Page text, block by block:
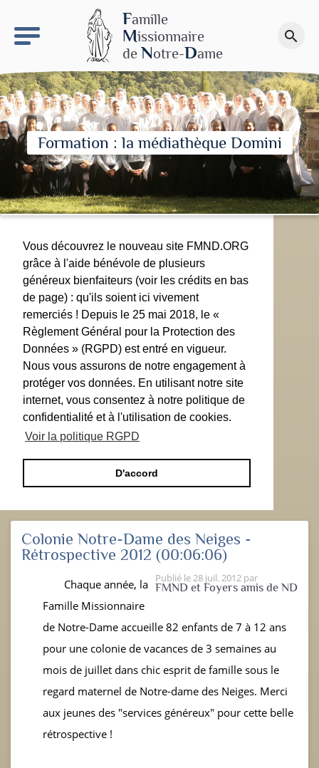
Famille
Missionnaire
de Notre-Dame
search
Faire un don
Formation : la médiathèque Domini
Vous découvrez le nouveau site FMND.ORG
grâce à l'aide bénévole de plusieurs
généreux bienfaiteurs (voir les crédits en bas
de page) : qu'ils soient ici vivement
remerciés ! Depuis le 25 mai 2018, le «
Règlement Général pour la Protection des
Données » (RGPD) est entré en vigueur.
Nous vous assurons de notre engagement à
protéger vos données. En utilisant notre site
internet, vous consentez à notre politique de
confidentialité et à l'utilisation de cookies.
Voir la politique RGPD
D'accord
Colonie Notre-Dame des Neiges -
Rétrospective 2012 (00:06:06)
Publié le28 juil. 2012 par
FMND et Foyers amis de ND
Chaque année, la
Famille Missionnaire
de Notre-Dame accueille 82 enfants de 7 à 12 ans
pour une colonie de vacances de 3 semaines au
mois de juillet dans chic esprit de famille sous le
regard maternel de Notre-dame des Neiges. Merci
aux jeunes des "services généreux" pour cette belle
rétrospective !